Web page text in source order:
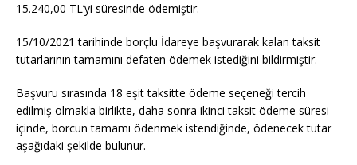
15.240,00 TL’yi süresinde ödemiştir.
15/10/2021 tarihinde borçlu İdareye başvurarak kalan taksit
tutarlarının tamamını defaten ödemek istediğini bildirmiştir.
Başvuru sırasında 18 eşit taksitte ödeme seçeneği tercih
edilmiş olmakla birlikte, daha sonra ikinci taksit ödeme süresi
içinde, borcun tamamı ödenmek istendiğinde, ödenecek tutar
aşağıdaki şekilde bulunur.